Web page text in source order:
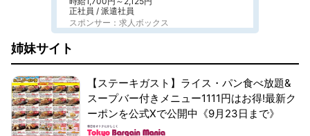
正社員 / 派遣社員
スポンサー：求人ボックス
姉妹サイト
【ステーキガスト】ライス・パン食べ放題&
スープバー付きメニュー1111円はお得!最新ク
ーポンを公式Xで公開中《9月23日まで》